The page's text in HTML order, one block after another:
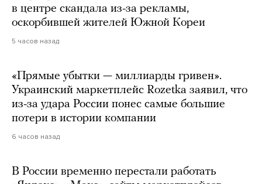
в центре скандала из-за рекламы,
оскорбившей жителей Южной Кореи
5 часов назад
«Прямые убытки — миллиарды гривен».
Украинский маркетплейс Rozetka заявил, что
из-за удара России понес самые большие
потери в истории компании
6 часов назад
В России временно перестали работать